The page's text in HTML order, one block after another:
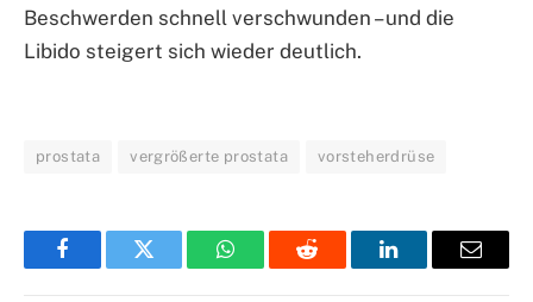
Beschwerden schnell verschwunden – und die
Libido steigert sich wieder deutlich.
prostata vergrößerte prostata vorsteherdrüse
FacebookTwitter WhatsAppReddit LinkedInEmail